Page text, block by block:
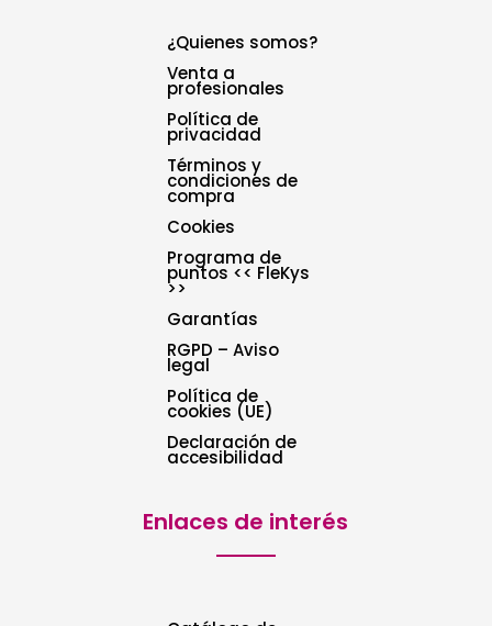
¿Quienes somos?
Venta a
profesionales
Política de
privacidad
Términos y
condiciones de
compra
Cookies
Programa de
puntos << FleKys
>>
Garantías
RGPD – Aviso
legal
Política de
cookies (UE)
Declaración de
accesibilidad
Enlaces de interés